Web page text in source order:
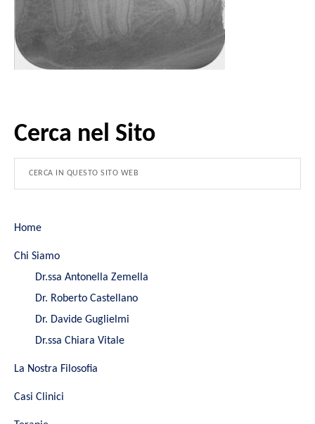
Cerca nel Sito
Home
Chi Siamo
Dr.ssa Antonella Zemella
Dr. Roberto Castellano
Dr. Davide Guglielmi
Dr.ssa Chiara Vitale
La Nostra Filosofia
Casi Clinici